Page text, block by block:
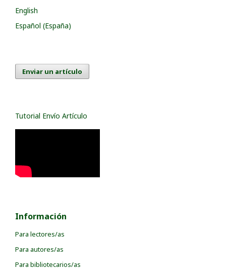
English
Español (España)
Enviar un artículo
Tutorial Envío Artículo
Información
Para lectores/as
Para autores/as
Para bibliotecarios/as